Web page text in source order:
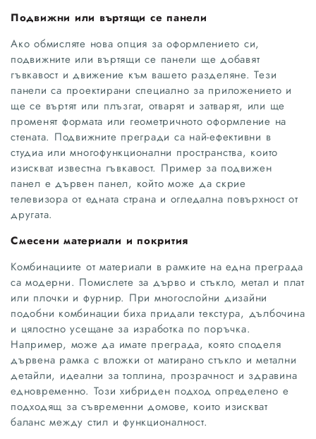
Подвижни или въртящи се панели
Ако обмисляте нова опция за оформлението си,
подвижните или въртящи се панели ще добавят
гъвкавост и движение към вашето разделяне. Тези
панели са проектирани специално за приложението и
ще се въртят или плъзгат, отварят и затварят, или ще
променят формата или геометричното оформление на
стената. Подвижните прегради са най-ефективни в
студиа или многофункционални пространства, които
изискват известна гъвкавост. Пример за подвижен
панел е дървен панел, който може да скрие
телевизора от едната страна и огледална повърхност от
другата.
Смесени материали и покрития
Комбинациите от материали в рамките на една преграда
са модерни. Помислете за дърво и стъкло, метал и плат
или плочки и фурнир. При многослойни дизайни
подобни комбинации биха придали текстура, дълбочина
и цялостно усещане за изработка по поръчка.
Например, може да имате преграда, която споделя
дървена рамка с вложки от матирано стъкло и метални
детайли, идеални за топлина, прозрачност и здравина
едновременно. Този хибриден подход определено е
подходящ за съвременни домове, които изискват
баланс между стил и функционалност.